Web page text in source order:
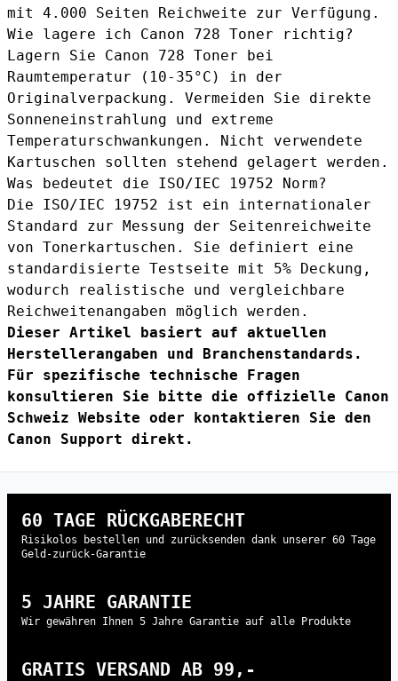
mit 4.000 Seiten Reichweite zur Verfügung.
Wie lagere ich Canon 728 Toner richtig?
Lagern Sie Canon 728 Toner bei
Raumtemperatur (10-35°C) in der
Originalverpackung. Vermeiden Sie direkte
Sonneneinstrahlung und extreme
Temperaturschwankungen. Nicht verwendete
Kartuschen sollten stehend gelagert werden.
Was bedeutet die ISO/IEC 19752 Norm?
Die ISO/IEC 19752 ist ein internationaler
Standard zur Messung der Seitenreichweite
von Tonerkartuschen. Sie definiert eine
standardisierte Testseite mit 5% Deckung,
wodurch realistische und vergleichbare
Reichweitenangaben möglich werden.
Dieser Artikel basiert auf aktuellen
Herstellerangaben und Branchenstandards.
Für spezifische technische Fragen
konsultieren Sie bitte die offizielle Canon
Schweiz Website oder kontaktieren Sie den
Canon Support direkt.
60 TAGE RÜCKGABERECHT
Risikolos bestellen und zurücksenden dank unserer 60 Tage
Geld-zurück-Garantie
5 JAHRE GARANTIE
Wir gewähren Ihnen 5 Jahre Garantie auf alle Produkte
GRATIS VERSAND AB 99,-